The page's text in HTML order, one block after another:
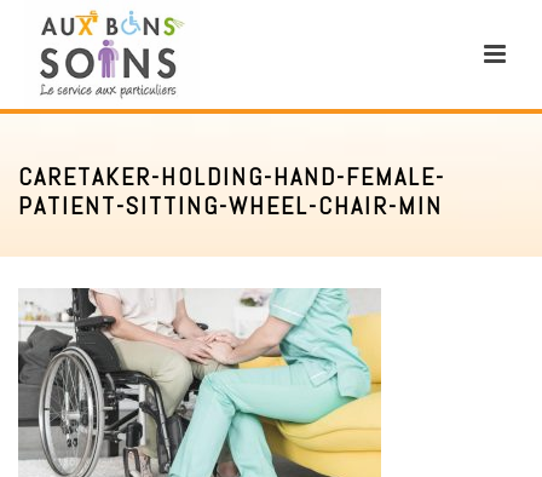
CARETAKER-HOLDING-HAND-FEMALE-
PATIENT-SITTING-WHEEL-CHAIR-MIN